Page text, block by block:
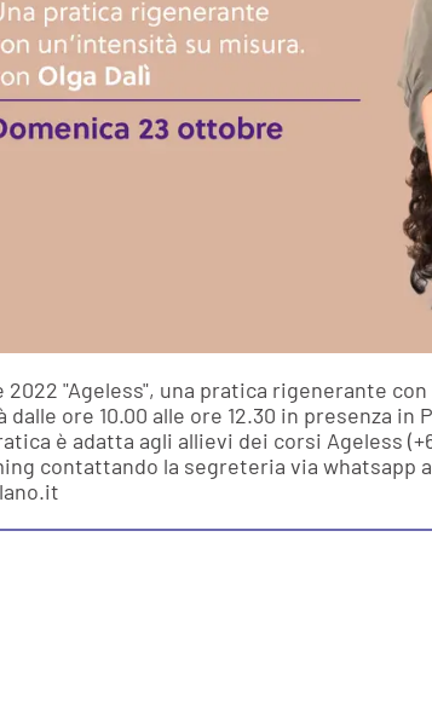
"Ageless", una pratica rigenerante
ore 10.00 alle ore 12.30 in presenza in
è adatta agli allievi dei corsi Ageless
contattando la segreteria via whatsapp